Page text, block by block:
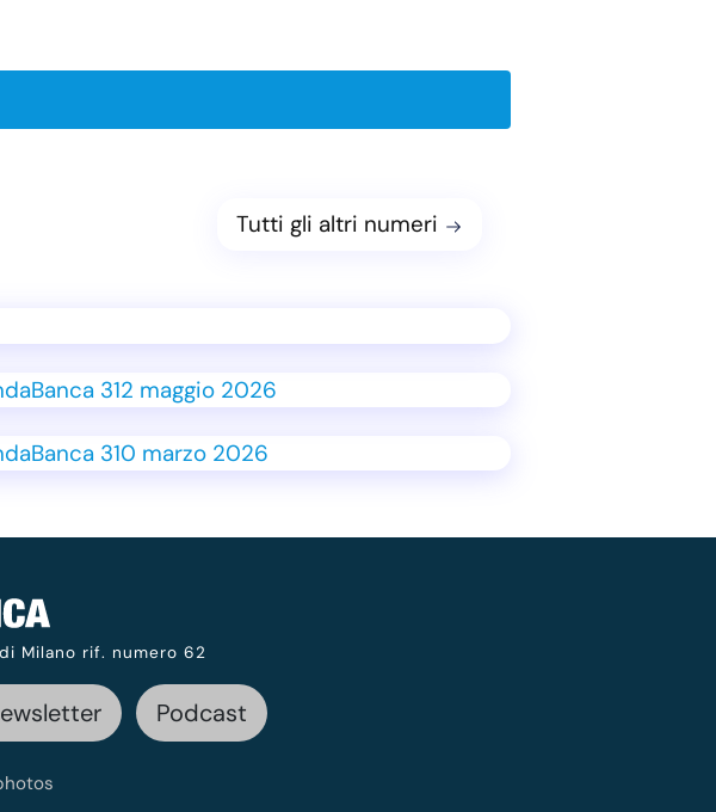
Tutti gli altri numeri
Milano rif. numero 62
Podcast